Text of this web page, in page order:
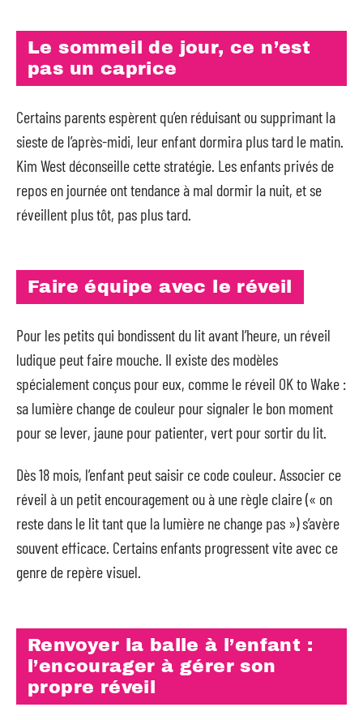
Le sommeil de jour, ce n’est
pas un caprice
Certains parents espèrent qu’en réduisant ou supprimant la
sieste de l’après-midi, leur enfant dormira plus tard le matin.
Kim West déconseille cette stratégie. Les enfants privés de
repos en journée ont tendance à mal dormir la nuit, et se
réveillent plus tôt, pas plus tard.
Faire équipe avec le réveil
Pour les petits qui bondissent du lit avant l’heure, un réveil
ludique peut faire mouche. Il existe des modèles
spécialement conçus pour eux, comme le réveil OK to Wake :
sa lumière change de couleur pour signaler le bon moment
pour se lever, jaune pour patienter, vert pour sortir du lit.
Dès 18 mois, l’enfant peut saisir ce code couleur. Associer ce
réveil à un petit encouragement ou à une règle claire (« on
reste dans le lit tant que la lumière ne change pas ») s’avère
souvent efficace. Certains enfants progressent vite avec ce
genre de repère visuel.
Renvoyer la balle à l’enfant :
l’encourager à gérer son
propre réveil